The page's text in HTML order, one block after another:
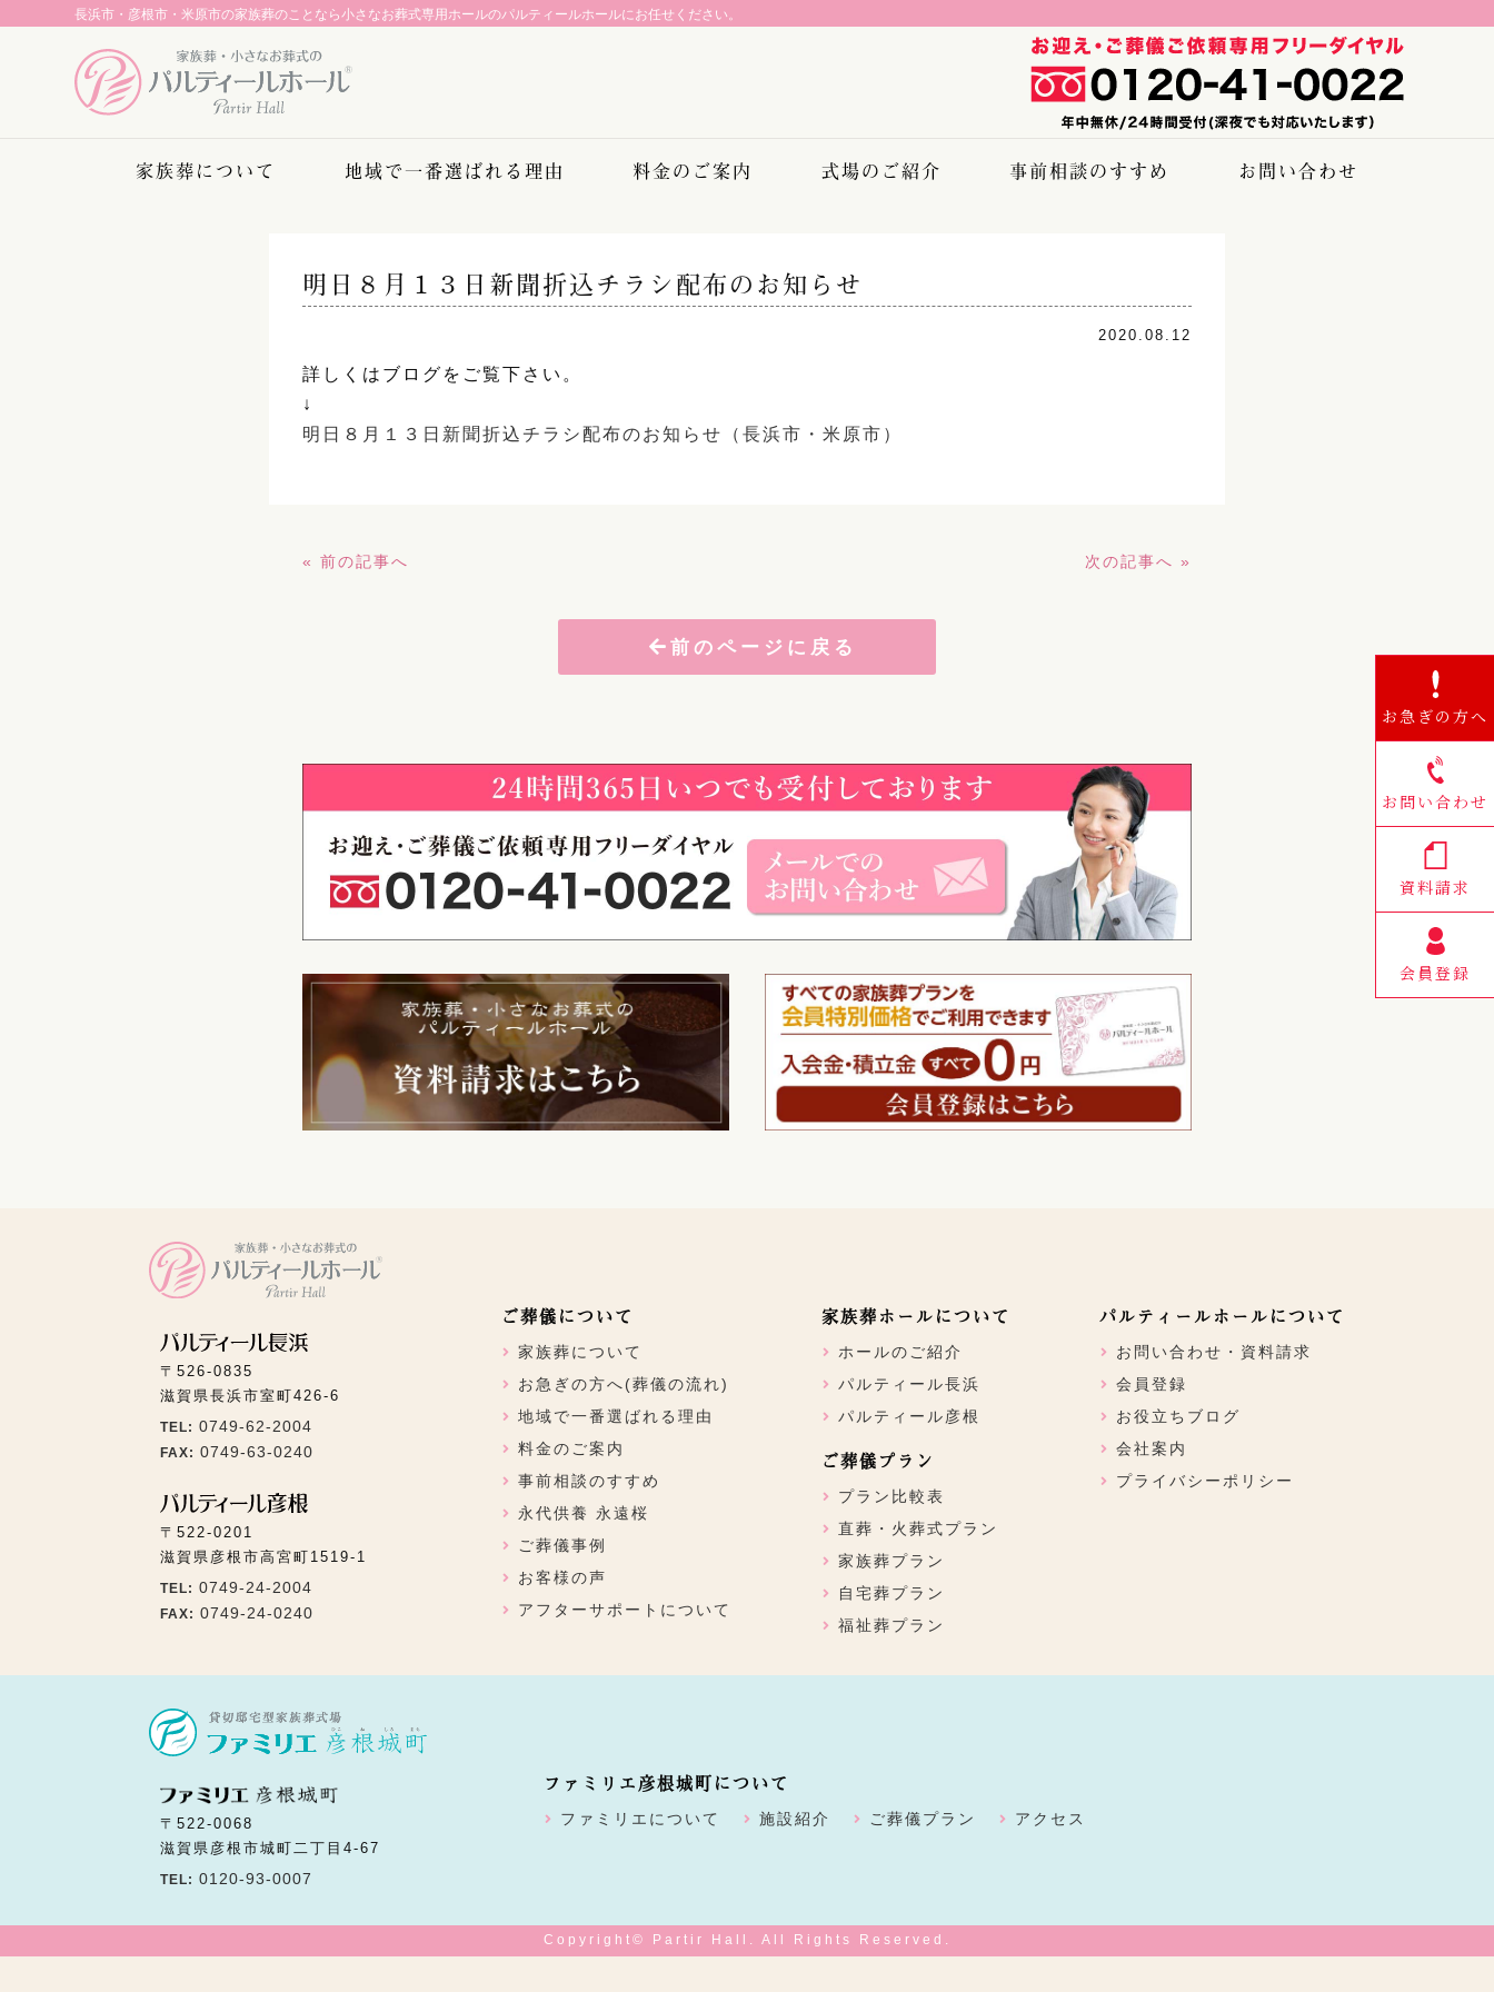
長浜市・彦根市・米原市の家族葬のことなら小さなお葬式専用ホールのパルティールホールにお任せください。
家族葬について 地域で一番選ばれる理由 料金のご案内 式場のご紹介 事前相談のすすめ お問い合わせ
明日８月１３日新聞折込チラシ配布のお知らせ
2020.08.12
詳しくはブログをご覧下さい。
↓
明日８月１３日新聞折込チラシ配布のお知らせ（長浜市・米原市）
« 前の記事へ 次の記事へ »
前のページに戻る
お急ぎの方へ
お問い合わせ
資料請求
会員登録
〒526-0835
滋賀県長浜市室町426-6
TEL: 0749-62-2004
FAX: 0749-63-0240
〒522-0201
滋賀県彦根市高宮町1519-1
TEL: 0749-24-2004
FAX: 0749-24-0240
ご葬儀について
家族葬について
お急ぎの方へ(葬儀の流れ)
地域で一番選ばれる理由
料金のご案内
事前相談のすすめ
永代供養 永遠桜
ご葬儀事例
お客様の声
アフターサポートについて
家族葬ホールについて
ホールのご紹介
パルティール長浜
パルティール彦根
ご葬儀プラン
プラン比較表
直葬・火葬式プラン
家族葬プラン
自宅葬プラン
福祉葬プラン
パルティールホールについて
お問い合わせ・資料請求
会員登録
お役立ちブログ
会社案内
プライバシーポリシー
〒522-0068
滋賀県彦根市城町二丁目4-67
TEL: 0120-93-0007
ファミリエ彦根城町について
ファミリエについて 施設紹介 ご葬儀プラン アクセス
Copyright© Partir Hall. All Rights Reserved.